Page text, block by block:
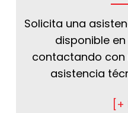
Solicita una
disponible
contactando
asistencia